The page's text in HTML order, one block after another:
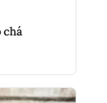
chá